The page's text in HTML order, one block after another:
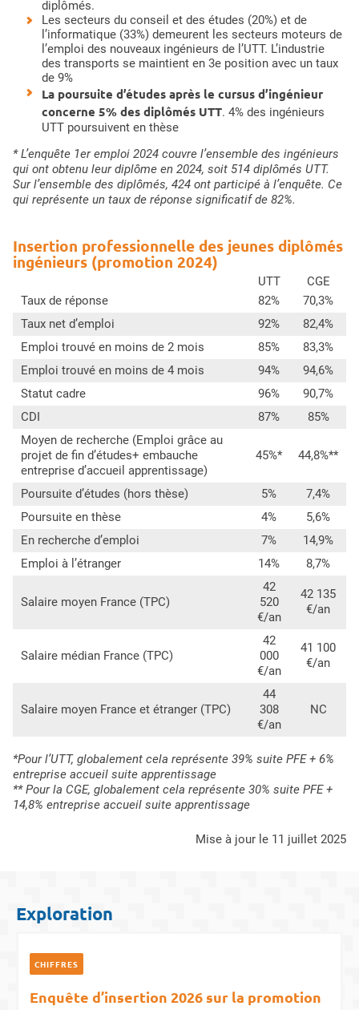
diplômés.
Les secteurs du conseil et des études (20%) et de
l’informatique (33%) demeurent les secteurs moteurs de
l’emploi des nouveaux ingénieurs de l’UTT. L’industrie
des transports se maintient en 3e position avec un taux
de 9%
La poursuite d’études après le cursus d’ingénieur
concerne 5% des diplômés UTT. 4% des ingénieurs
UTT poursuivent en thèse
* L’enquête 1er emploi 2024 couvre l’ensemble des ingénieurs
qui ont obtenu leur diplôme en 2024, soit 514 diplômés UTT.
Sur l’ensemble des diplômés, 424 ont participé à l’enquête. Ce
qui représente un taux de réponse significatif de 82%.
Insertion professionnelle des jeunes diplômés
ingénieurs (promotion 2024)
UTT
CGE
Taux de réponse
82%
70,3%
Taux net d’emploi
92%
82,4%
Emploi trouvé en moins de 2 mois
85%
83,3%
Emploi trouvé en moins de 4 mois
94%
94,6%
Statut cadre
96%
90,7%
CDI
87%
85%
Moyen de recherche (Emploi grâce au
projet de fin d’études+ embauche
entreprise d’accueil apprentissage)
45%* 44,8%**
Poursuite d’études (hors thèse) 5%
7,4%
Poursuite en thèse
4%
5,6%
En recherche d’emploi
7%
14,9%
Emploi à l’étranger
14% 8,7%
Salaire moyen France (TPC)
42
520
€/an
42 135
€/an
Salaire médian France (TPC)
42
000
€/an
41 100
€/an
Salaire moyen France et étranger (TPC)
44
308
€/an
NC
*Pour l’UTT, globalement cela représente 39% suite PFE + 6%
entreprise accueil suite apprentissage
** Pour la CGE, globalement cela représente 30% suite PFE +
14,8% entreprise accueil suite apprentissage
mise à jour le 11 juillet 2025
Exploration
CHIFFRES
Enquête d’insertion 2026 sur la promotion